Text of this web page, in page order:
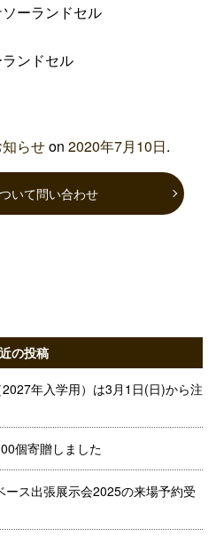
ーランドセル
ンドセル
らせon 2020年7月10日.
いて問い合わせ
の投稿
年入学用）は3月1日(日)から注
個寄贈しました
ース出張展示会2025の来場予約受